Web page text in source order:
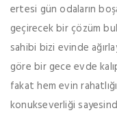
ertesi gün odaların
geçirecek bir çözüm
sahibi bizi evinde
göre bir gece evde
fakat hem evin
konukseverliği